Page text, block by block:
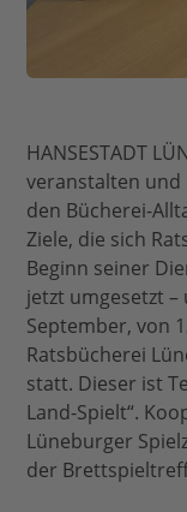
HANSESTADT
veranstalten und
den Bücherei-
Ziele, die sich
Beginn seiner
jetzt umgesetzt –
September, von
Ratsbücherei
statt. Dieser ist
Land-Spielt“.
Lüneburger
der